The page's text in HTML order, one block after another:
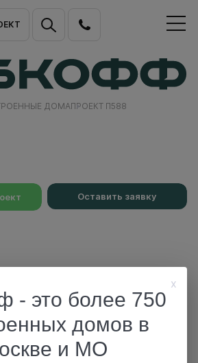
ДОМАПРОЕКТ П588
Оставить заявку
- это более 750
домов в
и МО
x